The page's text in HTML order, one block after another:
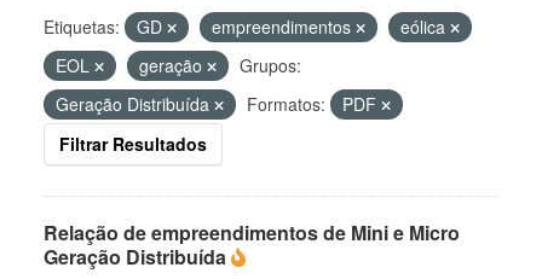
Etiquetas: GD empreendimentos
eólica
EOL
geração
Grupos:
Geração Distribuída
Formatos:
PDF
Filtrar Resultados
Relação de empreendimentos de Mini e Micro
Geração Distribuída